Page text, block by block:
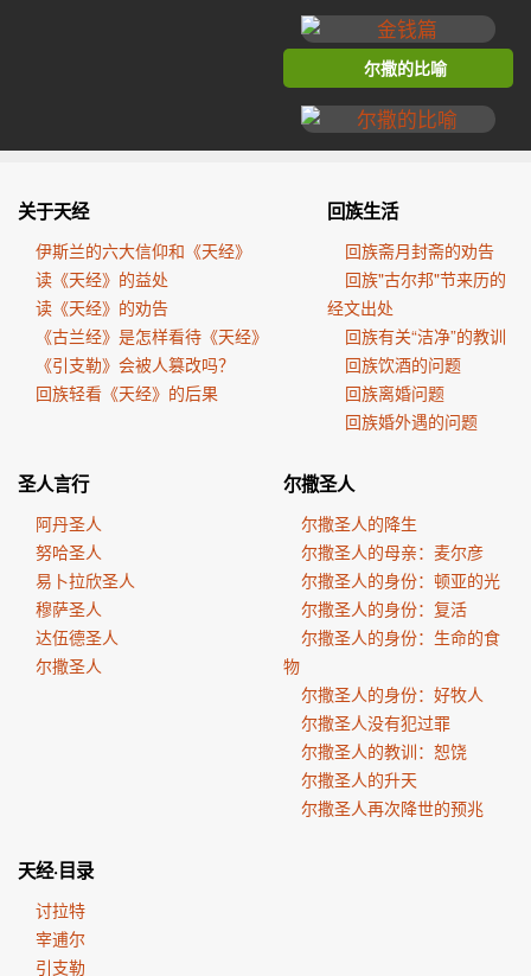
尔撒的比喻
关于天经
伊斯兰的六大信仰和《天经》
读《天经》的益处
读《天经》的劝告
《古兰经》是怎样看待《天经》
《引支勒》会被人篡改吗？
回族轻看《天经》的后果
回族生活
回族斋月封斋的劝告
回族"古尔邦"节来历的
经文出处
回族有关“洁净”的教训
回族饮酒的问题
回族离婚问题
回族婚外遇的问题
圣人言行
阿丹圣人
努哈圣人
易卜拉欣圣人
穆萨圣人
达伍德圣人
尔撒圣人
尔撒圣人
尔撒圣人的降生
尔撒圣人的母亲：麦尔彦
尔撒圣人的身份：顿亚的光
尔撒圣人的身份：复活
尔撒圣人的身份：生命的食
物
尔撒圣人的身份：好牧人
尔撒圣人没有犯过罪
尔撒圣人的教训：恕饶
尔撒圣人的升天
尔撒圣人再次降世的预兆
天经·目录
讨拉特
宰逋尔
引支勒